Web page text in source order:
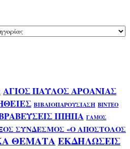
ΑΓΙΟΣ ΠΑΥΛΟΣ ΑΡΟΑΝΙΑΣ
ΒΙΒΛΙΟΠΑΡΟΥΣΙΑΣΗ ΒΙΝΤΕΟ
ΙΠΗΠΑ ΓΑΜΟΣ
ΣΥΝΔΕΣΜΟΣ «Ο ΑΠΟΣΤΟΛΟΣ
ΘΕΜΑΤΑΕΚΔΗΛΩΣΕΙΣ